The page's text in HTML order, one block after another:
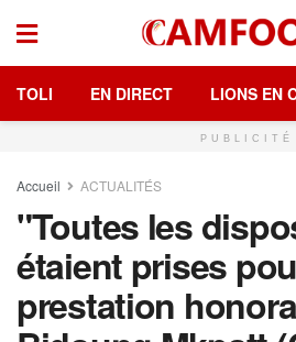
TOLI EN DIRECT LIONS EN
PUBLICITÉ
Accueil ACTUALITÉS
"Toutes les
étaient prises
prestation